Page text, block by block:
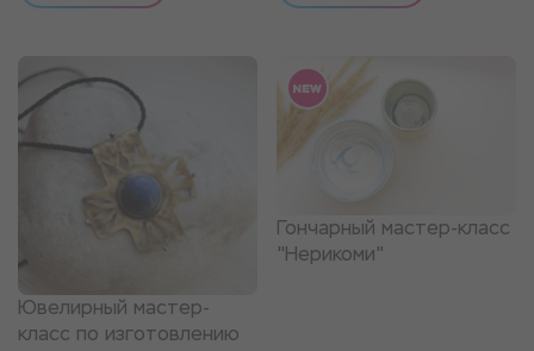
Ювелирный мастер-
класс по изготовлению
Гончарный мастер-класс
"Нерикоми"